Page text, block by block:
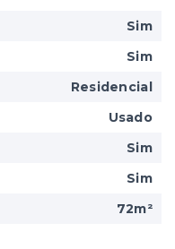
Sim
Sim
Residencial
Usado
Sim
Sim
72m²